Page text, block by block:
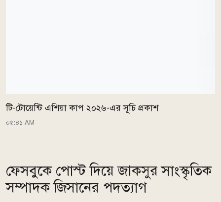
টি-টোয়েন্টি এশিয়া কাপ ২০২৬-এর সূচি প্রকাশ
০৫:৪১ AM
ফেসবুকে পোস্ট দিয়ে জাকসুর সাংস্কৃতিক
সম্পাদক জিসানের পদত্যাগ